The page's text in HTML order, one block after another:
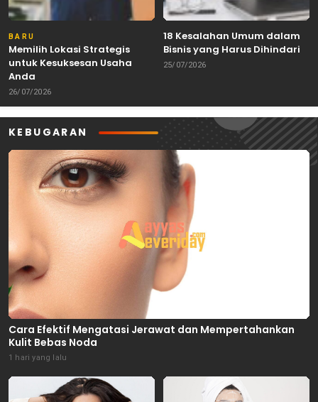
BARU
Memilih Lokasi Strategis
untuk Kesuksesan Usaha
Anda
26/07/2026
18 Kesalahan Umum dalam
Bisnis yang Harus Dihindari
25/07/2026
KEBUGARAN
Cara Efektif Mengatasi Jerawat dan Mempertahankan
Kulit Bebas Noda
1 hari yang lalu